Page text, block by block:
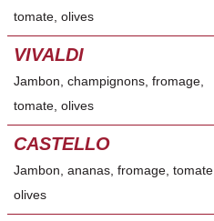
tomate, olives
VIVALDI
Jambon, champignons, fromage,
tomate, olives
CASTELLO
Jambon, ananas, fromage, tomate,
olives